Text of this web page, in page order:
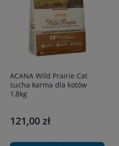
ACANA Wild Prairie Cat
sucha karma dla kotów
1,8kg
121,00 zł